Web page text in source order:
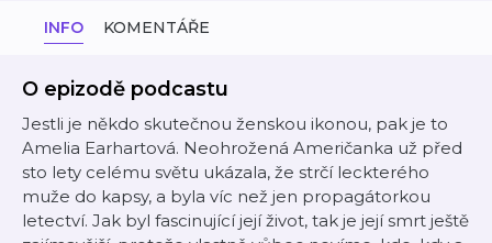
INFO KOMENTÁŘE
O epizodě podcastu
Jestli je někdo skutečnou ženskou ikonou, pak je to
Amelia Earhartová. Neohrožená Američanka už před
sto lety celému světu ukázala, že strčí leckterého
muže do kapsy, a byla víc než jen propagátorkou
letectví. Jak byl fascinující její život, tak je její smrt ještě